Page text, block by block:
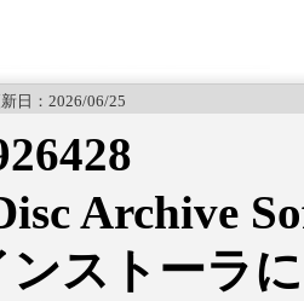
日：2026/06/25
Archive
ンストーラ